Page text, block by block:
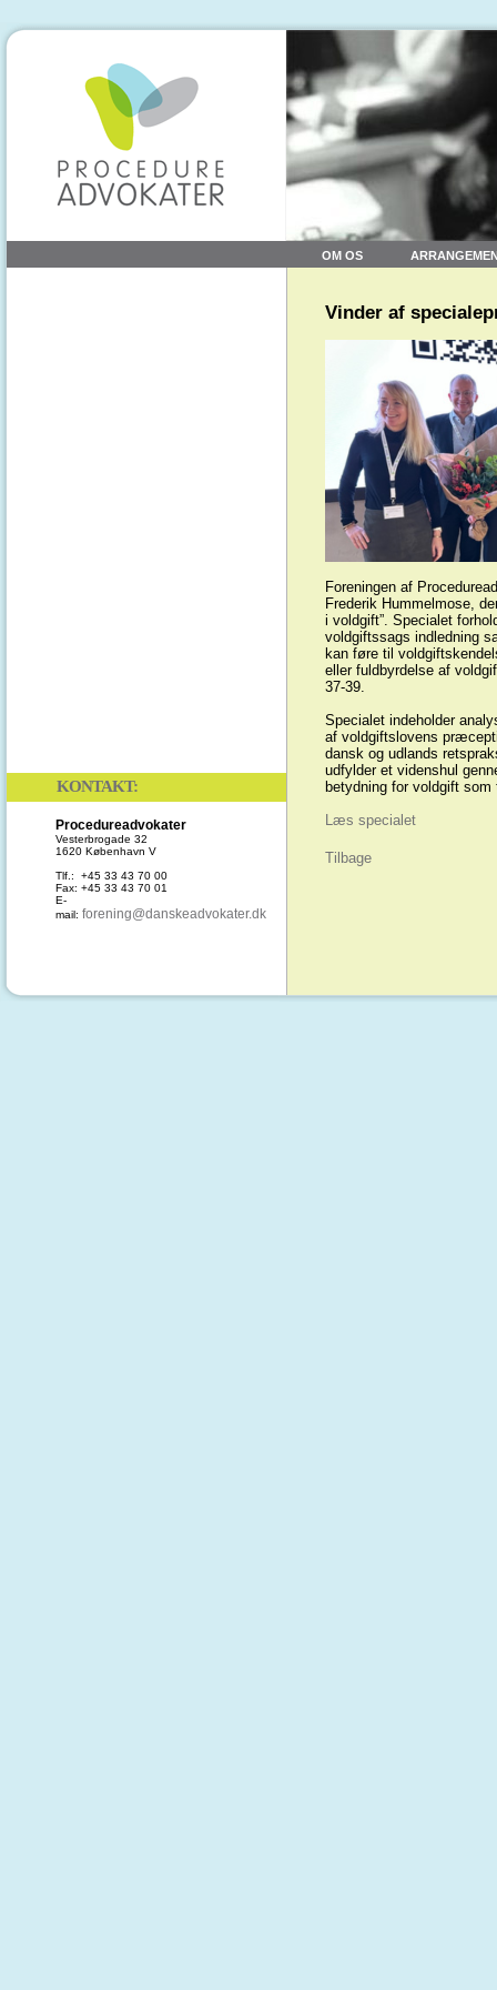
OM OS
KONTAKT:
Procedureadvokater
Vesterbrogade 32
1620 København V
Tlf.: +45 33 43 70 00
Fax: +45 33 43 70 01
E-
mail: forening@danskeadvokater.dk
Vinder af
Foreningen af
Frederik Hummelmose,
i voldgift”. Specialet
voldgiftssags indledning
kan føre til
eller fuldbyrdelse af
37-39.
Specialet indeholder
af voldgiftslovens
dansk og udlands
udfylder et videnshul
betydning for voldgift
Læs specialet
Tilbage